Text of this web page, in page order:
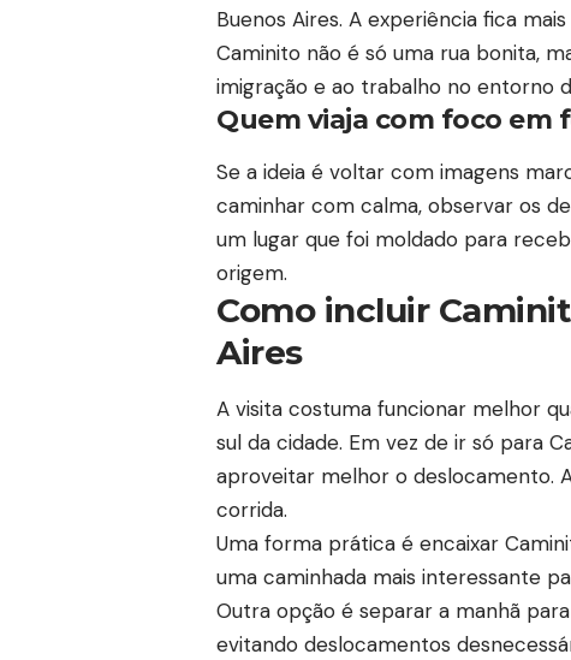
Buenos Aires. A experiência fica
Caminito não é só uma rua bonita,
imigração e ao trabalho no entorno
Quem viaja com foco em
Se a ideia é voltar com imagens
caminhar com calma, observar os
um lugar que foi moldado para
origem.
Como incluir
Aires
A visita costuma funcionar melhor
sul da cidade. Em vez de ir só para
aproveitar melhor o deslocamento.
corrida.
Uma forma prática é encaixar
uma caminhada mais interessante
Outra opção é separar a manhã
evitando deslocamentos